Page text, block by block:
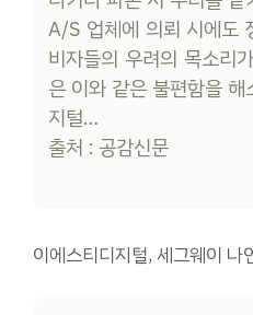
A/S 업체에 의뢰 시에도
비자들의 우려의 목소리
은 이와 같은 불편함을
지털…
출처 : 공감신문
이에스티디지털, 세그웨이